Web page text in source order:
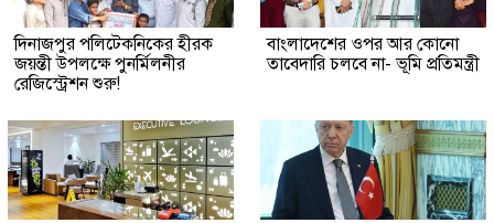
দিনাজপুর পলিটেকনিকের হীরক
জয়ন্তী উপলক্ষে পুনর্মিলনীর
রেজিস্ট্রেশন শুরু!
বাংলাদেশের ওপর আর কোনো
তাবেদারি চলবে না- ভূমি প্রতিমন্ত্রী